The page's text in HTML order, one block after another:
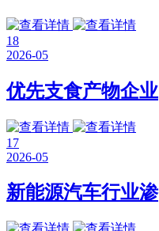
18
2026-05
优先支食产物企业
17
2026-05
新能源汽车行业渗